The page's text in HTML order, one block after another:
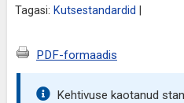
Tagasi: Kutsestandardid
PDF-formaadis
Kehtivuse kaotanud